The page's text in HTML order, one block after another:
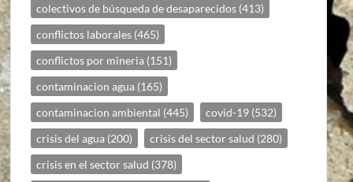
colectivos de búsqueda de desaparecidos (413)
conflictos laborales (465)
conflictos por mineria (151)
contaminacion agua (165)
contaminacion ambiental (445) covid-19 (532)
crisis del agua (200) crisis del sector salud (280)
crisis en el sector salud (378)